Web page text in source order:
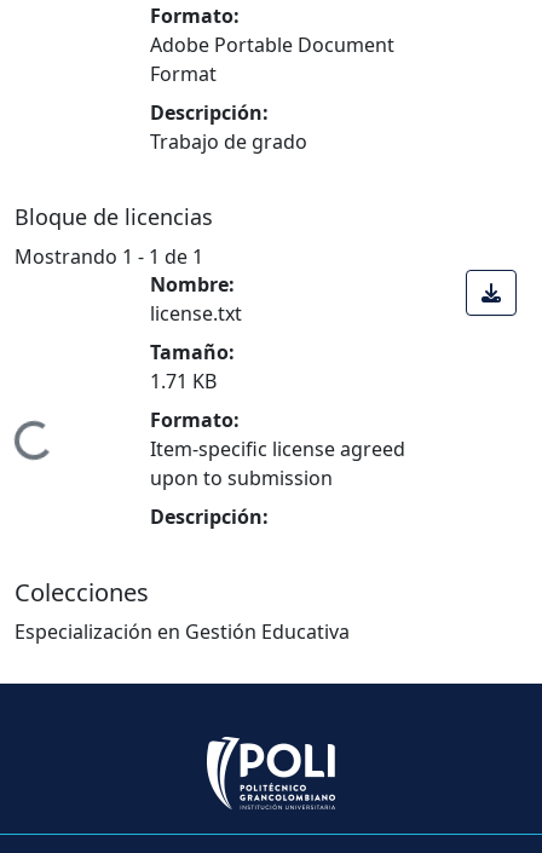
Formato:
Adobe Portable Document
Format
Descripción:
Trabajo de grado
Bloque de licencias
Mostrando 1 - 1 de 1
Nombre:
license.txt
Tamaño:
1.71 KB
Formato:
Item-specific license agreed
upon to submission
Descripción:
Colecciones
Especialización en Gestión Educativa